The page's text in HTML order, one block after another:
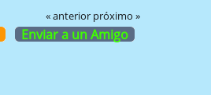
« anterior próximo »
Enviar a un Amigo